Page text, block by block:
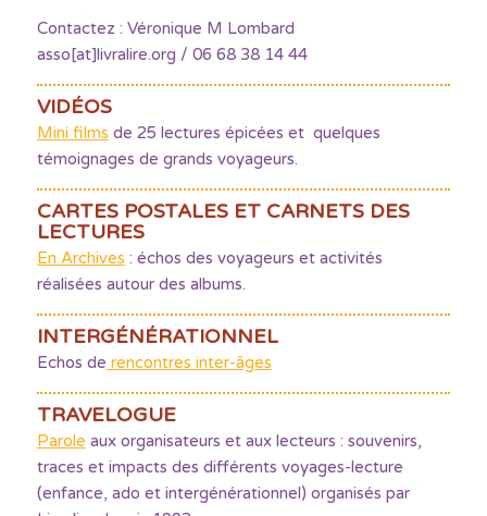
Contactez : Véronique M Lombard
asso[at]livralire.org / 06 68 38 14 44
VIDÉOS
Mini films de 25 lectures épicées et quelques
témoignages de grands voyageurs.
CARTES POSTALES ET CARNETS DES
LECTURES
En Archives : échos des voyageurs et activités
réalisées autour des albums.
INTERGÉNÉRATIONNEL
Echos de rencontres inter-âges
TRAVELOGUE
Parole aux organisateurs et aux lecteurs : souvenirs,
traces et impacts des différents voyages-lecture
(enfance, ado et intergénérationnel) organisés par